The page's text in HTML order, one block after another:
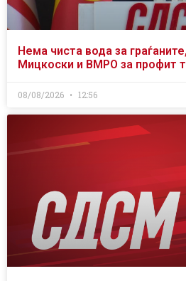
Нема чиста вода за
Мицкоски и ВМРО за профит
08/08/2026 12:56